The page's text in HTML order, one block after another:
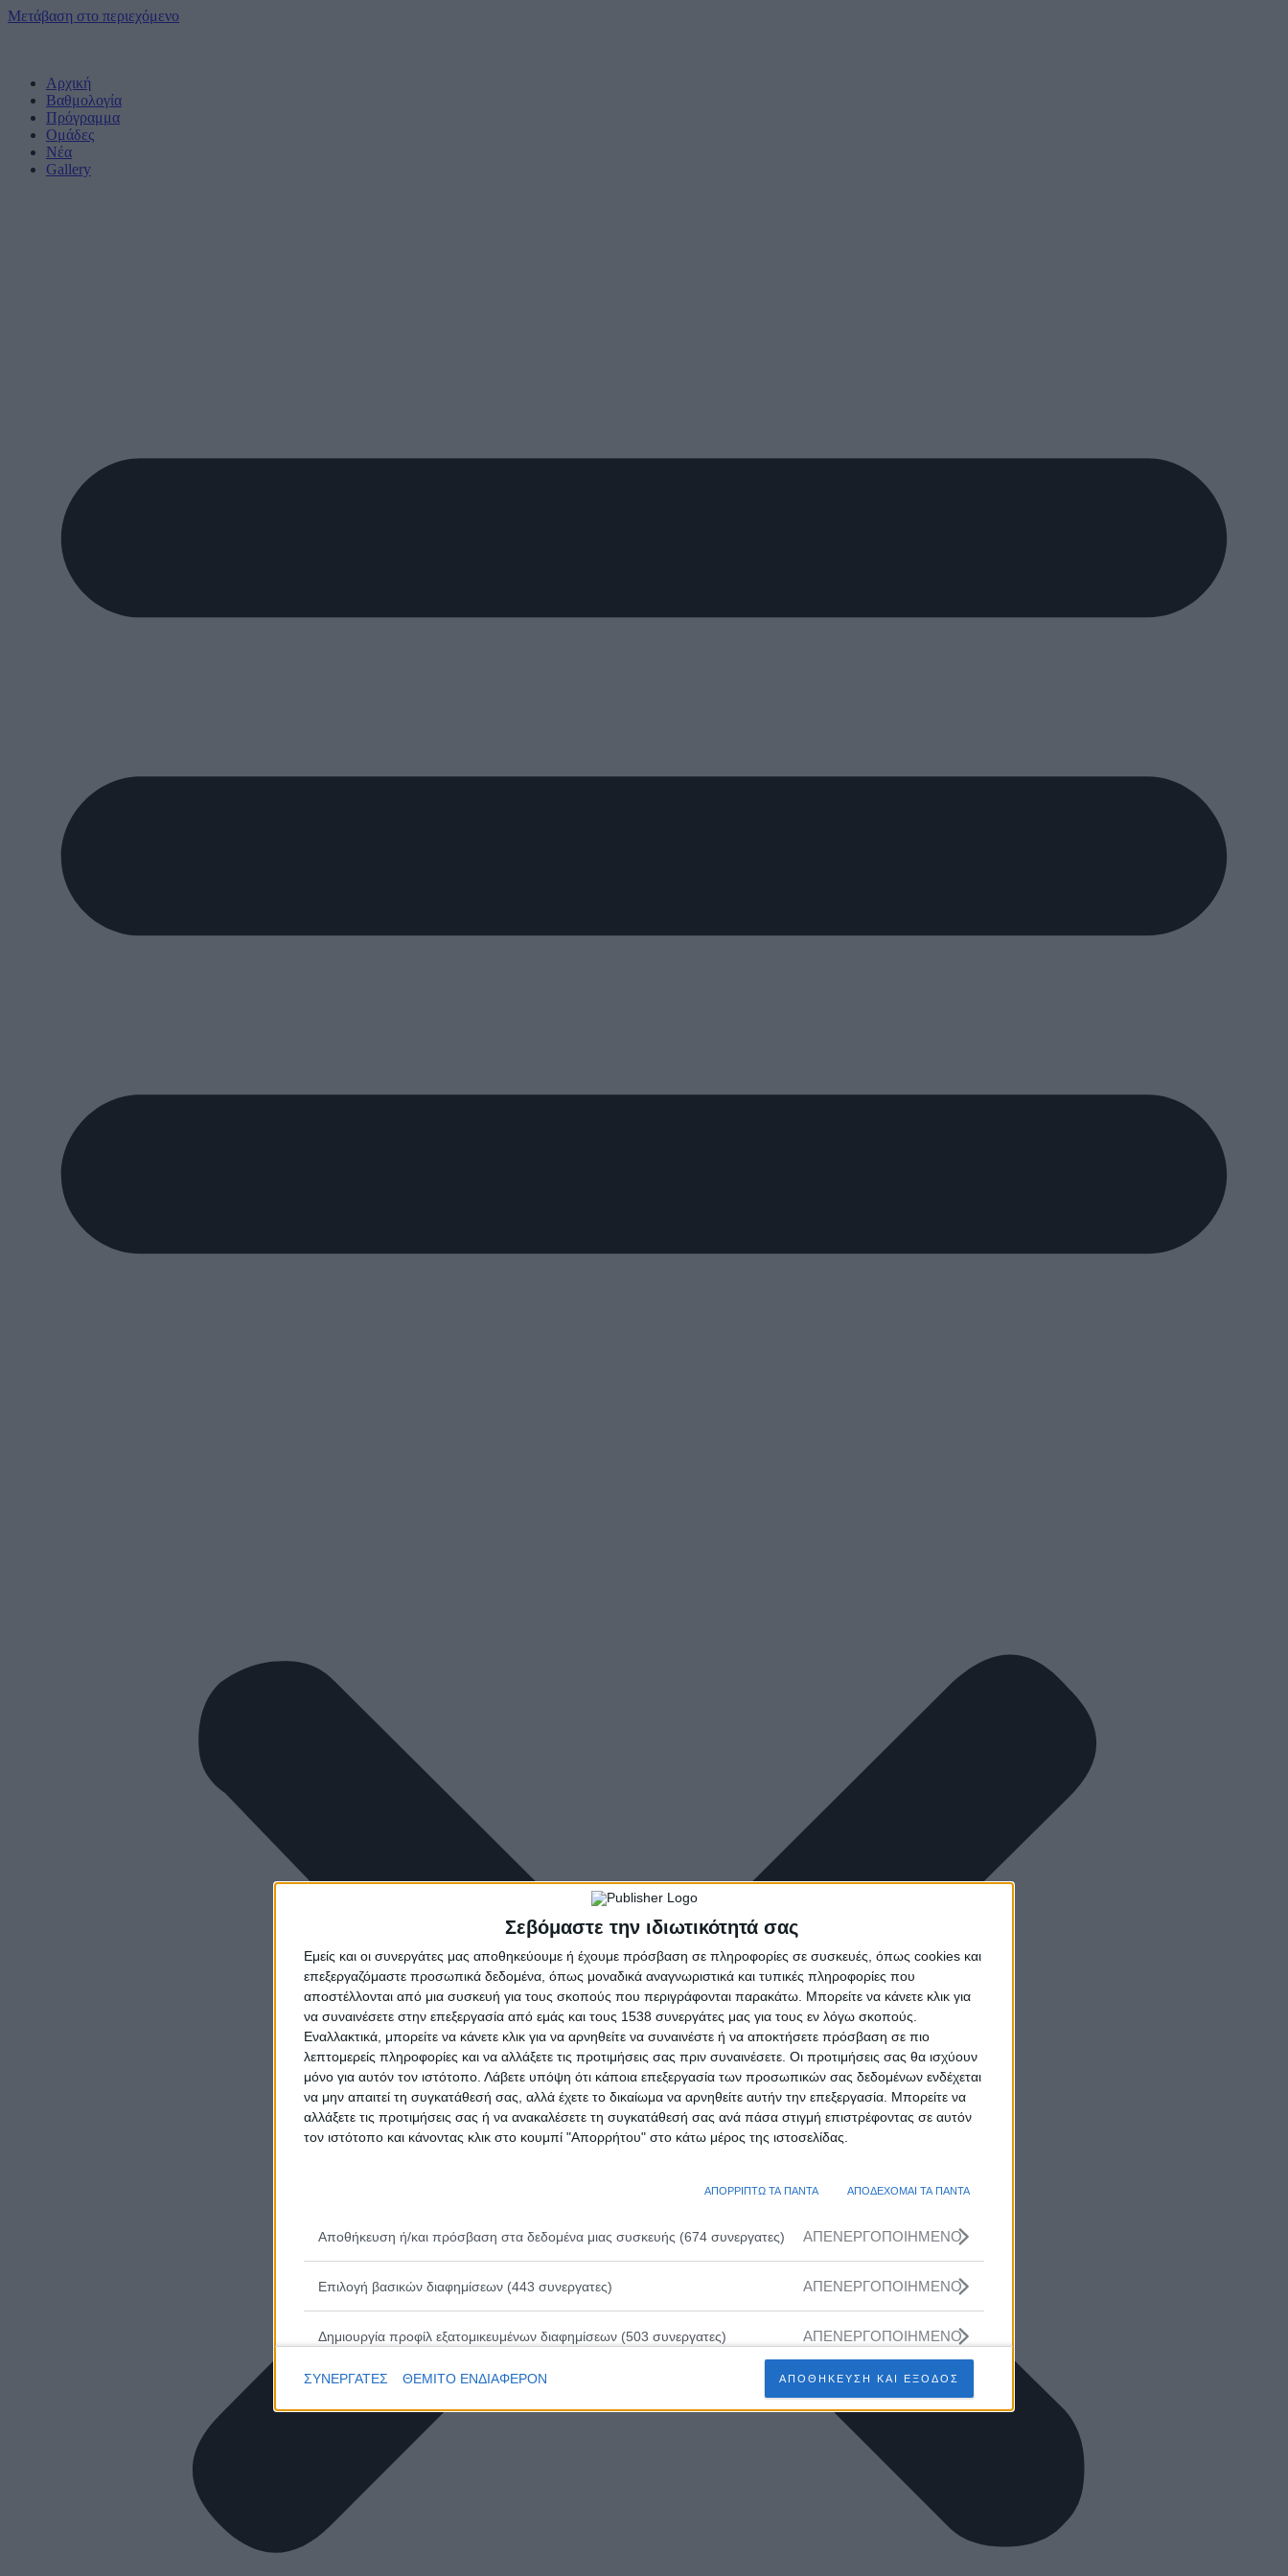
Σεβόμαστε την ιδιωτικότητά σας
Εμείς και οι συνεργάτες μας αποθηκεύουμε ή έχουμε πρόσβαση σε πληροφορίες σε συσκευές, όπως cookies και
επεξεργαζόμαστε προσωπικά δεδομένα, όπως μοναδικά αναγνωριστικά και τυπικές πληροφορίες που
αποστέλλονται από μια συσκευή για τους σκοπούς που περιγράφονται παρακάτω. Μπορείτε να κάνετε κλικ για
να συναινέσετε στην επεξεργασία από εμάς και τους 1538 συνεργάτες μας για τους εν λόγω σκοπούς.
Εναλλακτικά, μπορείτε να κάνετε κλικ για να αρνηθείτε να συναινέστε ή να αποκτήσετε πρόσβαση σε πιο
λεπτομερείς πληροφορίες και να αλλάξετε τις προτιμήσεις σας πριν συναινέσετε. Οι προτιμήσεις σας θα ισχύουν
μόνο για αυτόν τον ιστότοπο. Λάβετε υπόψη ότι κάποια επεξεργασία των προσωπικών σας δεδομένων ενδέχεται
να μην απαιτεί τη συγκατάθεσή σας, αλλά έχετε το δικαίωμα να αρνηθείτε αυτήν την επεξεργασία. Μπορείτε να
αλλάξετε τις προτιμήσεις σας ή να ανακαλέσετε τη συγκατάθεσή σας ανά πάσα στιγμή επιστρέφοντας σε αυτόν
τον ιστότοπο και κάνοντας κλικ στο κουμπί "Απορρήτου" στο κάτω μέρος της ιστοσελίδας.
ΑΠΟΡΡΙΠΤΩ ΤΑ ΠΑΝΤΑ ΑΠΟΔΕΧΟΜΑΙ ΤΑ ΠΑΝΤΑ
Αποθήκευση ή/και πρόσβαση στα δεδομένα μιας συσκευής (674 συνεργατες) ΑΠΕΝΕΡΓΟΠΟΙΗΜΕΝΟ
Επιλογή βασικών διαφημίσεων (443 συνεργατες) ΑΠΕΝΕΡΓΟΠΟΙΗΜΕΝΟ
Δημιουργία προφίλ εξατομικευμένων διαφημίσεων (503 συνεργατες) ΑΠΕΝΕΡΓΟΠΟΙΗΜΕΝΟ
Επιλογή εξατομικευμένων διαφημίσεων (502 συνεργατες) ΑΠΕΝΕΡΓΟΠΟΙΗΜΕΝΟ
Δημιουργία προφίλ εξατομικευμένου περιεχομένου (230 συνεργατες) ΑΠΕΝΕΡΓΟΠΟΙΗΜΕΝΟ
Επιλογή εξατομικευμένου περιεχομένου (210 συνεργατες) ΑΠΕΝΕΡΓΟΠΟΙΗΜΕΝΟ
Μέτρηση απόδοσης διαφημίσεων (466 συνεργατες) ΑΠΕΝΕΡΓΟΠΟΙΗΜΕΝΟ
ΣΥΝΕΡΓΑΤΕΣ ΘΕΜΙΤΟ ΕΝΔΙΑΦΕΡΟΝ ΑΠΟΘΗΚΕΥΣΗ ΚΑΙ ΕΞΟΔΟΣ
Μετάβαση στο περιεχόμενο
Αρχική
Βαθμολογία
Πρόγραμμα
Ομάδες
Νέα
Gallery